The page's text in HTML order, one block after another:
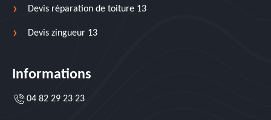
Devis réparation de toiture 13
Devis zingueur 13
Informations
04 82 29 23 23